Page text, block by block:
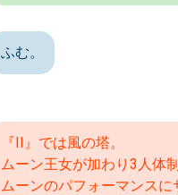
ふむ。
『II』では風の塔。
ムーン王女が加わり3人体
ムーンのパフォーマンス